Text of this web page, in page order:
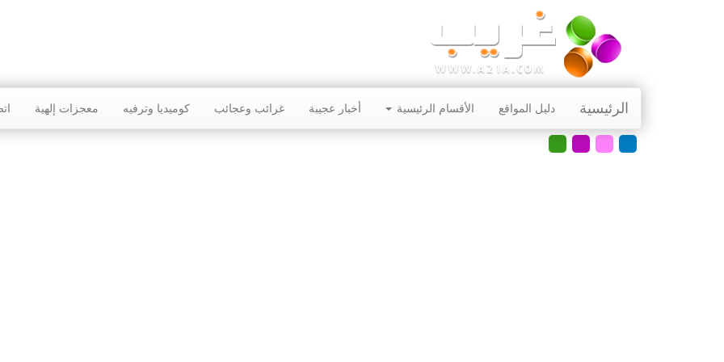
الرئيسية دليل المواقع الأقسام الرئيسية أخبار عجيبة غرائب وعجائب كوميديا وترفيه معجزات إلهية